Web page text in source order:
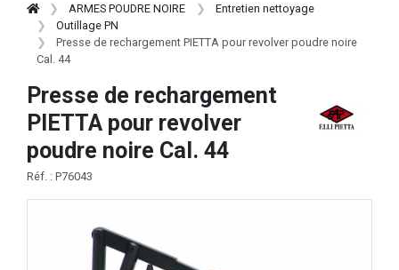
ARMES POUDRE NOIRE
Entretien nettoyage
Outillage PN
Presse de rechargement PIETTA pour revolver poudre noire
Cal. 44
Presse de rechargement
PIETTA pour revolver
poudre noire Cal. 44
Réf. : P76043